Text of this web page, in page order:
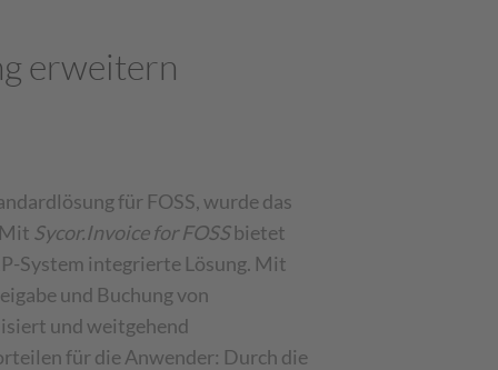
erweitern
für FOSS, wurde das
Sycor.Invoice for FOSSbietet
System integrierte Lösung. Mit
und Buchung von
und weitgehend
für die Anwender: Durch die